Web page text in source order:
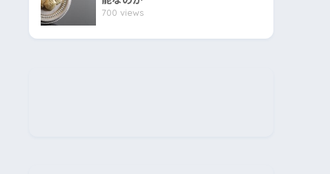
700 views